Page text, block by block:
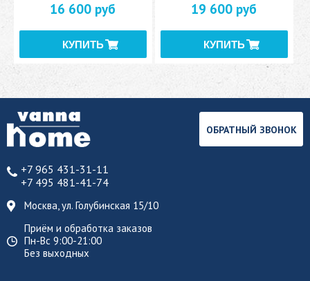
16 600 руб 19 600 руб
+7 965 431-31-11
+7 495 481-41-74
Москва, ул. Голубинская 15/10
Приём и обработка заказов
Пн-Вс 9:00-21:00
Без выходных
ОБРАТНЫЙ ЗВОНОК